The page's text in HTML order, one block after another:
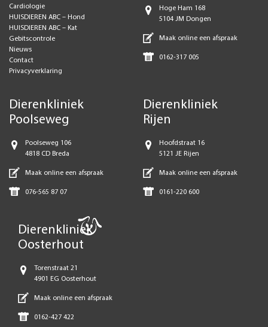
Cardiologie
HUISDIEREN ABC – Hond
HUISDIEREN ABC – Kat
Gebitscontrole
Nieuws
Contact
Privacyverklaring
Hoge Ham 168
5104 JM Dongen
Maak online een afspraak
0162-317 005
Dierenkliniek
Poolseweg
Poolseweg 106
4818 CD Breda
Maak online een afspraak
076-565 87 07
Dierenkliniek
Rijen
Hoofdstraat 16
5121 JE Rijen
Maak online een afspraak
0161-220 600
Dierenkliniek
Oosterhout
Torenstraat 21
4901 EG Oosterhout
Maak online een afspraak
0162-427 422